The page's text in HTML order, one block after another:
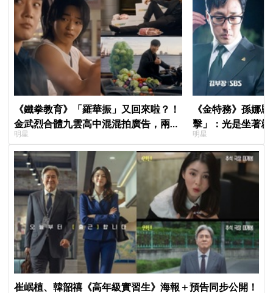
《鐵拳教育》「羅華振」又回來啦？！
金武烈合體九雲高中混混拍廣告，兩人
嚇壞反應笑翻劇迷：根本番外篇！
明星
《金特務》孫娜
擊」：光是坐著
明星
崔岷植、韓韶禧《高年級實習生》海報＋預告同步公開！